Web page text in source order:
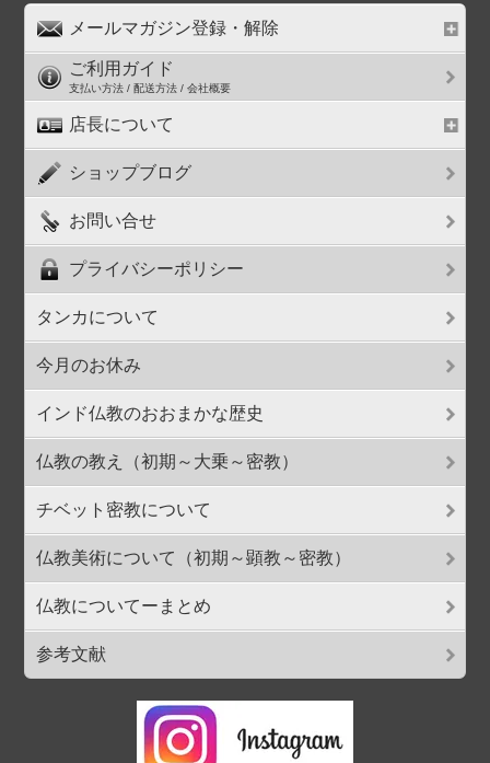
メールマガジン登録・解除
ご利用ガイド
支払い方法 / 配送方法 / 会社概要
店長について
ショップブログ
お問い合せ
プライバシーポリシー
タンカについて
今月のお休み
インド仏教のおおまかな歴史
仏教の教え（初期～大乗～密教）
チベット密教について
仏教美術について（初期～顕教～密教）
仏教についてーまとめ
参考文献